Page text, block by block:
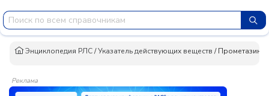
Энциклопедия РЛС/Указатель действующих веществ /Прометазин
Реклама